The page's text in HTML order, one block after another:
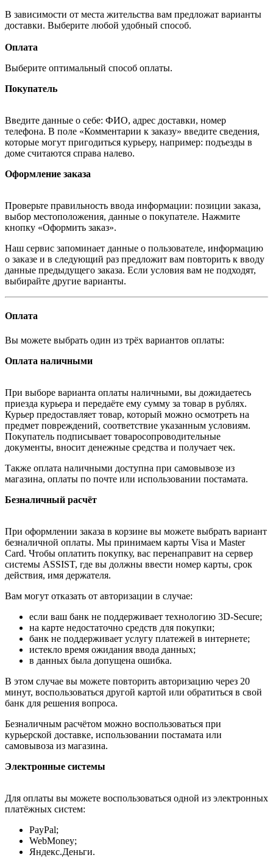
В зависимости от места жительства вам предложат варианты
доставки. Выберите любой удобный способ.
Оплата
Выберите оптимальный способ оплаты.
Покупатель
Введите данные о себе: ФИО, адрес доставки, номер
телефона. В поле «Комментарии к заказу» введите сведения,
которые могут пригодиться курьеру, например: подъезды в
доме считаются справа налево.
Оформление заказа
Проверьте правильность ввода информации: позиции заказа,
выбор местоположения, данные о покупателе. Нажмите
кнопку «Оформить заказ».
Наш сервис запоминает данные о пользователе, информацию
о заказе и в следующий раз предложит вам повторить к вводу
данные предыдущего заказа. Если условия вам не подходят,
выбирайте другие варианты.
Оплата
Вы можете выбрать один из трёх вариантов оплаты:
Оплата наличными
При выборе варианта оплаты наличными, вы дожидаетесь
приезда курьера и передаёте ему сумму за товар в рублях.
Курьер предоставляет товар, который можно осмотреть на
предмет повреждений, соответствие указанным условиям.
Покупатель подписывает товаросопроводительные
документы, вносит денежные средства и получает чек.
Также оплата наличными доступна при самовывозе из
магазина, оплаты по почте или использовании постамата.
Безналичный расчёт
При оформлении заказа в корзине вы можете выбрать вариант
безналичной оплаты. Мы принимаем карты Visa и Master
Card. Чтобы оплатить покупку, вас перенаправит на сервер
системы ASSIST, где вы должны ввести номер карты, срок
действия, имя держателя.
Вам могут отказать от авторизации в случае:
если ваш банк не поддерживает технологию 3D-Secure;
на карте недостаточно средств для покупки;
банк не поддерживает услугу платежей в интернете;
истекло время ожидания ввода данных;
в данных была допущена ошибка.
В этом случае вы можете повторить авторизацию через 20
минут, воспользоваться другой картой или обратиться в свой
банк для решения вопроса.
Безналичным расчётом можно воспользоваться при
курьерской доставке, использовании постамата или
самовывоза из магазина.
Электронные системы
Для оплаты вы можете воспользоваться одной из электронных
платёжных систем:
PayPal;
WebMoney;
Яндекс.Деньги.